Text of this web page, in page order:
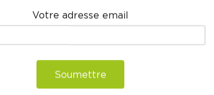
où les changements se succèdent à
Sans être dans un pur exercice
les futurs possibles du
évolutions possibles dans la
et d’accompagner les
Votre adresse email
Soumettre